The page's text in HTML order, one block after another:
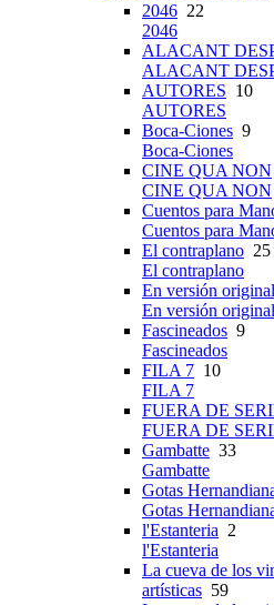
2046 22
2046
ALACANT
ALACANT
AUTORES 10
AUTORES
Boca-Ciones 9
Boca-Ciones
CINE QUA NON
CINE QUA NON
Cuentos para
Cuentos para
El contraplano 25
El contraplano
En versión original
En versión original
Fascineados 9
Fascineados
FILA 7 10
FILA 7
FUERA DE
FUERA DE
Gambatte 33
Gambatte
Gotas
Gotas
l'Estanteria 2
l'Estanteria
La cueva de los
artísticas 59